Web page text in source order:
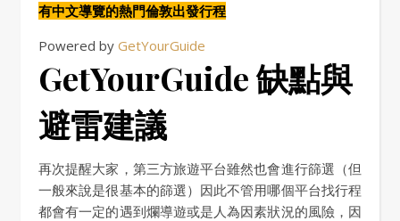
有中文導覽的熱門倫敦出發行程
Powered by GetYourGuide
GetYourGuide 缺點與
避雷建議
再次提醒大家，第三方旅遊平台雖然也會進行篩選（但
一般來說是很基本的篩選）因此不管用哪個平台找行程
都會有一定的遇到爛導遊或是人為因素狀況的風險，因